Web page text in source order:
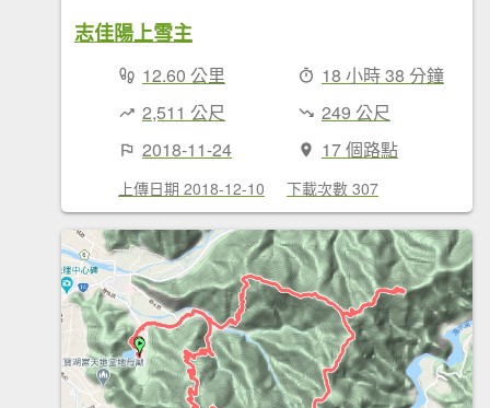
志佳陽上雪主
12.60 公里
18 小時 38 分鐘
2,511 公尺
249 公尺
2018-11-24
17 個路點
上傳日期 2018-12-10 下載次數 307